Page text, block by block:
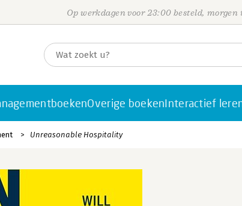
Op werkdagen voor 23:00 besteld, morgen
Overige boekenInteractief
Unreasonable Hospitality